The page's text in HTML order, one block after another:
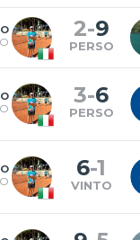
2-9
PERSO
3-6
PERSO
6-1
VINTO